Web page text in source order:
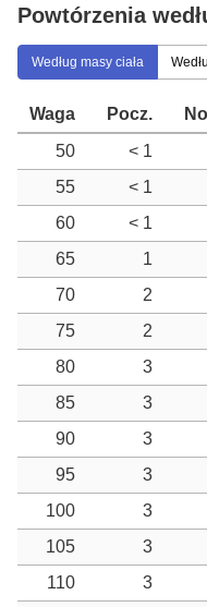
Powtórzenia
Według masy ciała
Waga Pocz.
50
< 1
55
< 1
60
< 1
65
1
70
2
75
2
80
3
85
3
90
3
95
3
100
3
105
3
110
3